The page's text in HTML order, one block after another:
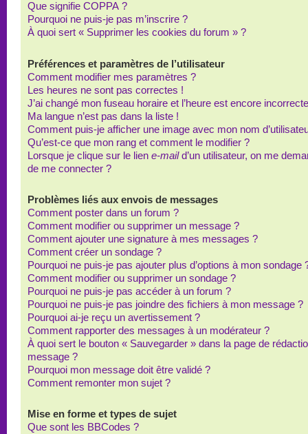
Que signifie COPPA ?
Pourquoi ne puis-je pas m’inscrire ?
À quoi sert « Supprimer les cookies du forum » ?
Préférences et paramètres de l’utilisateur
Comment modifier mes paramètres ?
Les heures ne sont pas correctes !
J’ai changé mon fuseau horaire et l’heure est encore
Ma langue n’est pas dans la liste !
Comment puis-je afficher une image avec mon nom
Qu’est-ce que mon rang et comment le modifier ?
Lorsque je clique sur le lien e-maild’un utilisateur, on me
de me connecter ?
Problèmes liés aux envois de messages
Comment poster dans un forum ?
Comment modifier ou supprimer un message ?
Comment ajouter une signature à mes messages ?
Comment créer un sondage ?
Pourquoi ne puis-je pas ajouter plus d’options à mon sondage
Comment modifier ou supprimer un sondage ?
Pourquoi ne puis-je pas accéder à un forum ?
Pourquoi ne puis-je pas joindre des fichiers à mon message ?
Pourquoi ai-je reçu un avertissement ?
Comment rapporter des messages à un modérateur ?
À quoi sert le bouton « Sauvegarder » dans la page de
message ?
Pourquoi mon message doit être validé ?
Comment remonter mon sujet ?
Mise en forme et types de sujet
Que sont les BBCodes ?